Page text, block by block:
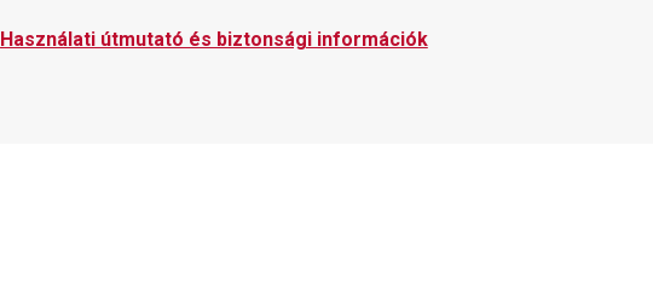
Használati útmutató és biztonsági információk